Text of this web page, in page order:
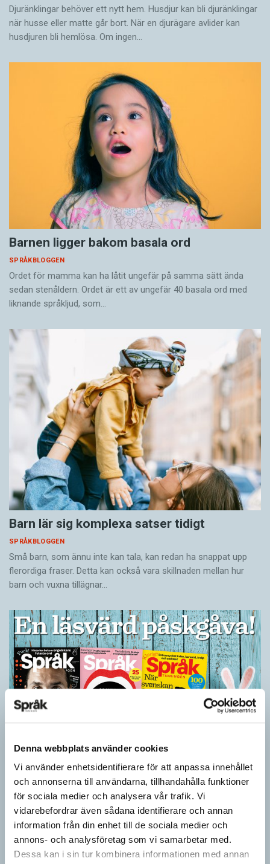
Denna webbplats använder cookies
Vi använder enhetsidentifierare för att anpassa innehållet
och annonserna till användarna, tillhandahålla funktioner
för sociala medier och analysera vår trafik. Vi
vidarebefordrar även sådana identifierare och annan
information från din enhet till de sociala medier och
annons- och analysföretag som vi samarbetar med.
Dessa kan i sin tur kombinera informationen med annan
Djuränklingar behöver ett nytt hem. Husdjur kan bli djuränklingar
när husse eller matte går bort. När en djurägare avlider kan
husdjuren bli hemlösa. Om ingen…
Barnen ligger bakom basala ord
SPRÅKBLOGGEN
Ordet för mamma kan ha låtit ungefär på samma sätt ända
sedan stenåldern. Ordet är ett av ungefär 40 basala ord med
liknande språkljud, som…
Barn lär sig komplexa satser tidigt
SPRÅKBLOGGEN
Små barn, som ännu inte kan tala, kan redan ha snappat upp
flerordiga fraser. Detta kan också vara skillnaden mellan hur
barn och vuxna tillägnar…
Ge bort Språktidningen till påsk!
SPRÅKBLOGGEN
Inför påsken har vi ett riktigt fint erbjudande. Just nu kan du ge
bort 3 nummer av Språktidningen för bara 99 kronor! Du kan
också…